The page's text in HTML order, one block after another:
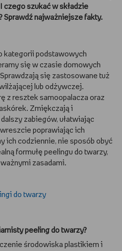
czego szukać w składzie
Sprawdź najważniejsze fakty.
kategorii podstawowych
się w czasie domowych
się zastosowane tuż
lub odżywczej.
z resztek samoopalacza oraz
Zmiękczają i
zabiegów, ułatwiając
poprawiając ich
ich codziennie, nie sposób obyć
formułę peelingu do twarzy,
zasadami.
peeling do twarzy?
środowiska plastikiem i